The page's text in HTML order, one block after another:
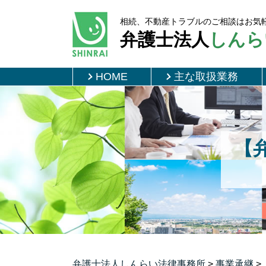
【
相続、不動産トラブルのご相談はお気
弁護士法人 しん
HOME 主な取扱業務
弁護士法人しんらい法律事務所 > 事業承継 >